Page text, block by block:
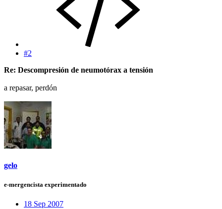
#2
Re: Descompresión de neumotórax a tensión
a repasar, perdón
gelo
e-mergencista experimentado
18 Sep 2007